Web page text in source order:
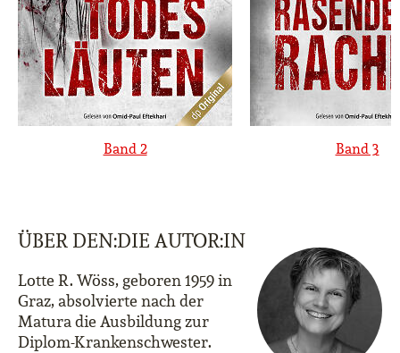
Band 2 Band 3
ÜBER DEN:DIE AUTOR:IN
Lotte R. Wöss, geboren 1959 in
Graz, absolvierte nach der
Matura die Ausbildung zur
Diplom-Krankenschwester.